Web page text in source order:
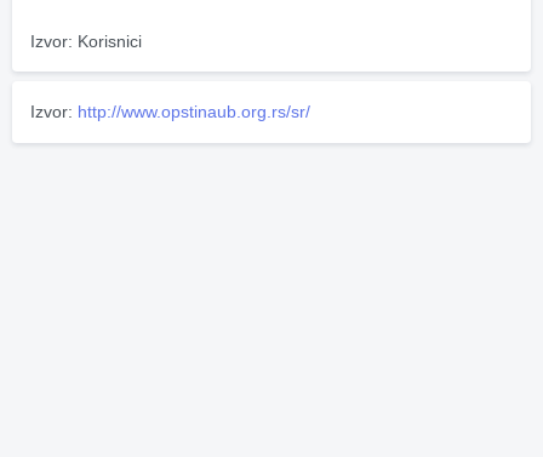
Izvor: Korisnici
Izvor: http://www.opstinaub.org.rs/sr/